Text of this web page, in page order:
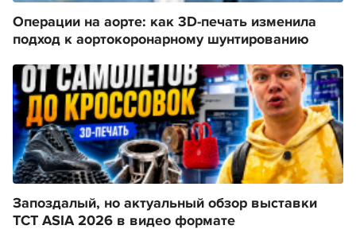
Операции на аорте: как 3D-печать изменила
подход к аортокоронарному шунтированию
Запоздалый, но актуальный обзор выставки
TCT ASIA 2026 в видео формате